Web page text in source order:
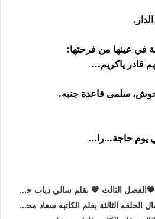
في عينها من فرحتها:
قادر ياكريم...
سلمى قاعدة جنبه.
يوم حاجة…را...
الثالث 💗 بقلم سالي دياب حصريه وجديده
بقلم الكاتبه سعاد محمد سلامه حصريه وجديده